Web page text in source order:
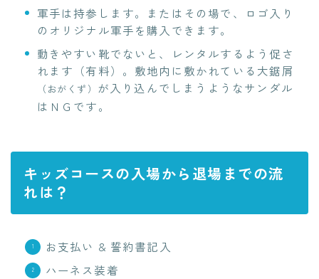
軍手は持参します。またはその場で、ロゴ入り
のオリジナル軍手を購入できます。
動きやすい靴でないと、レンタルするよう促さ
れます（有料）。敷地内に敷かれている大鋸屑
（おがくず）
が入り込んでしまうようなサンダル
はＮＧです。
キッズコースの入場から退場までの流
れは？
お支払い & 誓約書記入
ハーネス装着